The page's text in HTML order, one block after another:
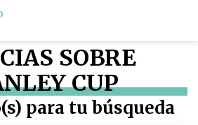
SOBRE
CUP
para tu búsqueda